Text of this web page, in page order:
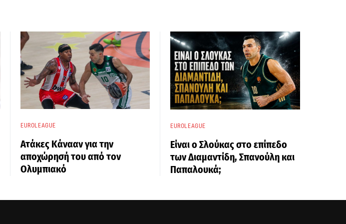
EUROLEAGUE
Ατάκες Κάνααν για την
αποχώρησή του από τον
Ολυμπιακό
EUROLEAGUE
Είναι ο Σλούκας στο επίπεδο
των Διαμαντίδη, Σπανούλη και
Παπαλουκά;